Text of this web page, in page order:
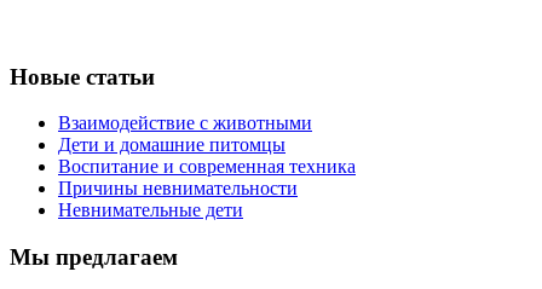
Новые статьи
Взаимодействие с животными
Дети и домашние питомцы
Воспитание и современная техника
Причины невнимательности
Невнимательные дети
Мы предлагаем